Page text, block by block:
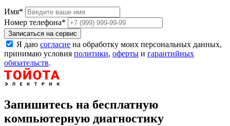
Имя*
Номер телефона*
Записаться на сервис
Я даю согласие на обработку моих персональных данных,
принимаю условия политики, оферты и гарантийных
обязательств.
Запишитесь на бесплатную
компьютерную диагностику